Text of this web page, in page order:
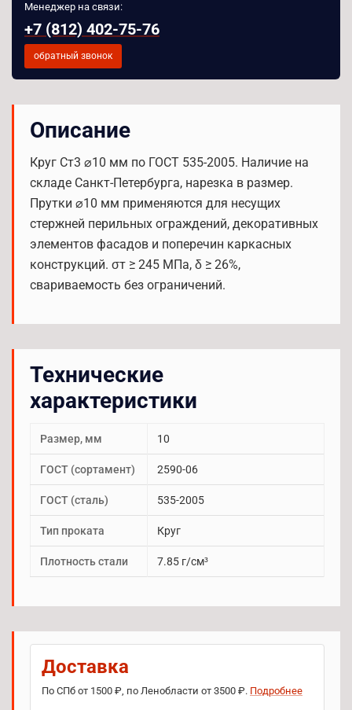
Менеджер на связи:
+7 (812) 402-75-76
обратный звонок
Описание
Круг Ст3 ⌀10 мм по ГОСТ 535-2005. Наличие на
складе Санкт-Петербурга, нарезка в размер.
Прутки ⌀10 мм применяются для несущих
стержней перильных ограждений, декоративных
элементов фасадов и поперечин каркасных
конструкций. σт ≥ 245 МПа, δ ≥ 26%,
свариваемость без ограничений.
Технические
характеристики
Размер, мм 10
ГОСТ (сортамент) 2590-06
ГОСТ (сталь) 535-2005
Тип проката Круг
Плотность стали 7.85 г/см³
Доставка
По СПб от 1500 ₽, по Ленобласти от 3500 ₽. Подробнее